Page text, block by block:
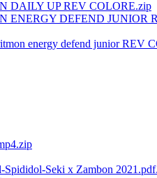
DAILY UP REV COLORE.zip
ENERGY DEFEND JUNIOR
energy defend junior REV
Spididol-Seki x Zambon